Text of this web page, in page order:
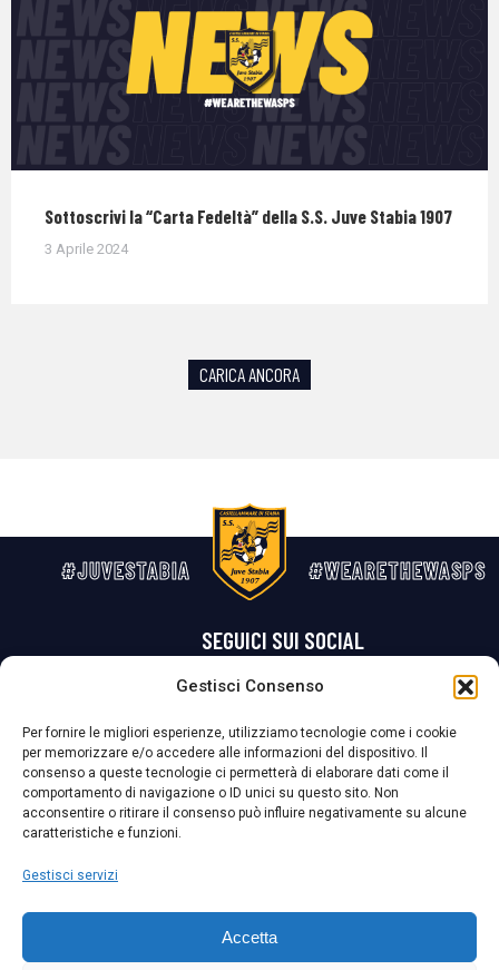
Gestisci Consenso
Per fornire le migliori esperienze, utilizziamo tecnologie come i cookie
per memorizzare e/o accedere alle informazioni del dispositivo. Il
consenso a queste tecnologie ci permetterà di elaborare dati come il
comportamento di navigazione o ID unici su questo sito. Non
acconsentire o ritirare il consenso può influire negativamente su alcune
caratteristiche e funzioni.
Gestisci servizi
Accetta
Sottoscrivi la “Carta Fedeltà” della S.S. Juve Stabia 1907
3 Aprile 2024
CARICA ANCORA
#JUVESTABIA #WEARETHEWASPS
SEGUICI SUI SOCIAL
La Società ha nominato il Responsabile della Protezione dei Dati Personali (DPO), figura specializzata che vigila sulle modalità adottate dalla
nostra Società per tutelare i Suoi dati personali.